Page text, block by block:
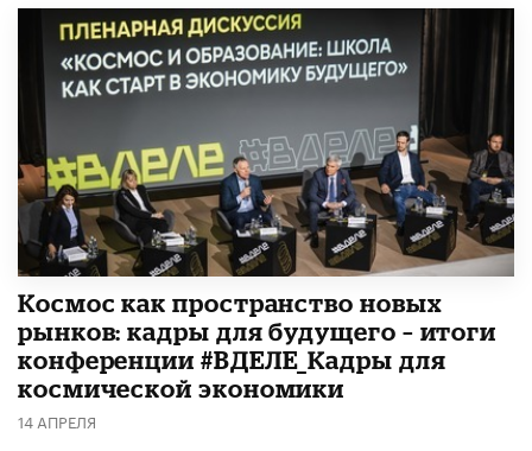
Космос как пространство новых
рынков: кадры для будущего – итоги
конференции #ВДЕЛЕ_Кадры для
космической экономики
14 АПРЕЛЯ